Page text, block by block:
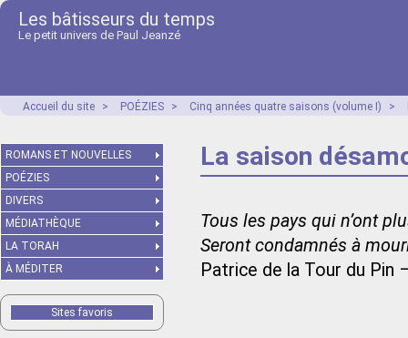
Les bâtisseurs du temps
Le petit univers de Paul Jeanzé
Accueil du site > POÉZIES > Cinq années quatre saisons (volume I) >
La saison
Tous les pays qui n’ont
Seront condamnés à
Patrice de la Tour du Pin
ROMANS ET NOUVELLES
POÉZIES
DIVERS
MÉDIATHÈQUE
LA TORAH
À MÉDITER
Sites favoris